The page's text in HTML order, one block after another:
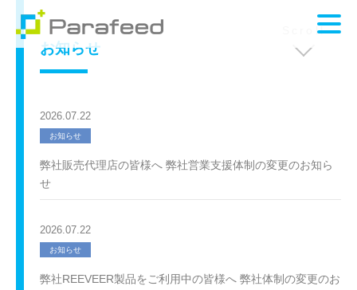
Scroll
お知らせ
2026.07.22
お知らせ
弊社販売代理店の皆様へ 弊社営業支援体制の変更のお知ら
せ
2026.07.22
お知らせ
弊社REEVEER製品をご利用中の皆様へ 弊社体制の変更のお